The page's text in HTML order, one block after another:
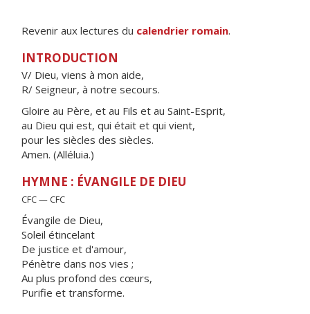
Revenir aux lectures du calendrier romain.
INTRODUCTION
V/ Dieu, viens à mon aide,
R/ Seigneur, à notre secours.
Gloire au Père, et au Fils et au Saint-Esprit,
au Dieu qui est, qui était et qui vient,
pour les siècles des siècles.
Amen. (Alléluia.)
HYMNE : ÉVANGILE DE DIEU
CFC — CFC
Évangile de Dieu,
Soleil étincelant
De justice et d'amour,
Pénètre dans nos vies ;
Au plus profond des cœurs,
Purifie et transforme.